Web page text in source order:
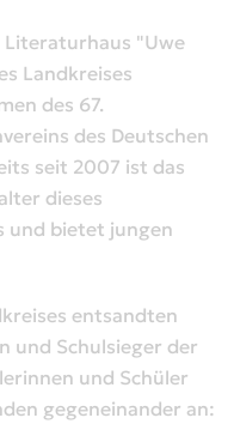
Literaturhaus "Uwe
Landkreises
des 67.
des Deutschen
seit 2007 ist das
dieses
und bietet jungen
entsandten
und Schulsieger der
und Schüler
gegeneinander an: